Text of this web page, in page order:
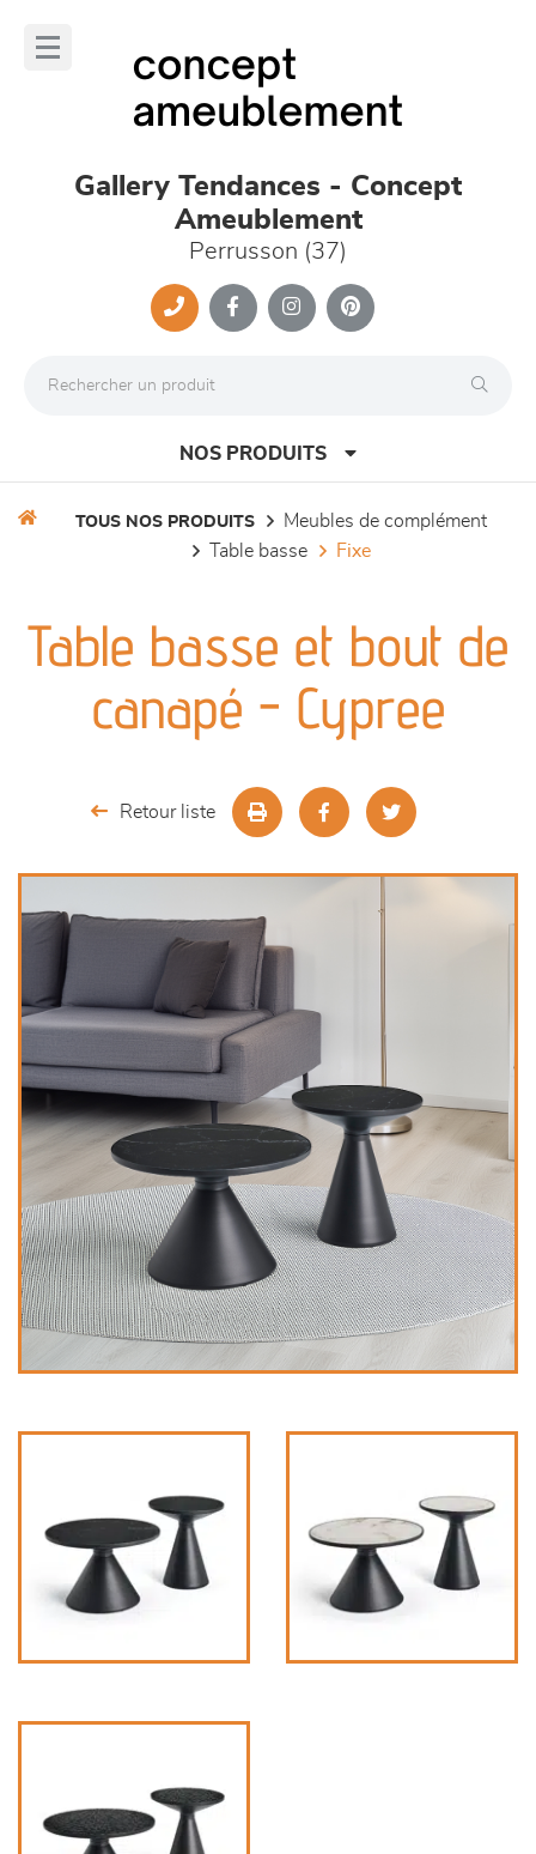
Gallery Tendances - Concept
Ameublement
Perrusson (37)
NOS PRODUITS
séjours
meubles de complément
décoration
TOUS NOS PRODUITS
meubles de complément
table basse
fixe
Table basse et bout de
canapé - Cypree
Retour liste